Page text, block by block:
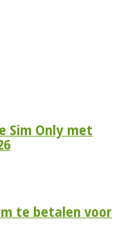
Sim Only met
te betalen voor